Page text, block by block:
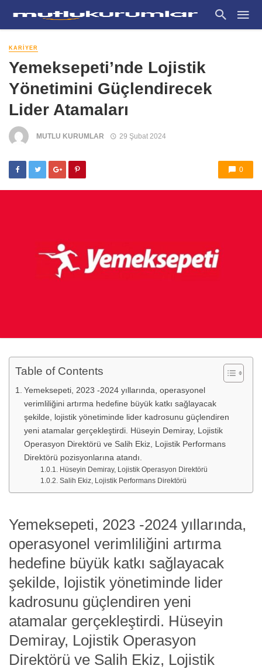
KARIYER
Yemeksepeti’nde Lojistik
Yönetimini Güçlendirecek
Lider Atamaları
MUTLU KURUMLAR 29 Şubat 2024
0
Table of Contents
Yemeksepeti, 2023 -2024 yıllarında, operasyonel
verimliliğini artırma hedefine büyük katkı sağlayacak
şekilde, lojistik yönetiminde lider kadrosunu güçlendiren
yeni atamalar gerçekleştirdi. Hüseyin Demiray, Lojistik
Operasyon Direktörü ve Salih Ekiz, Lojistik Performans
Direktörü pozisyonlarına atandı.
Hüseyin Demiray, Lojistik Operasyon Direktörü
Salih Ekiz, Lojistik Performans Direktörü
Yemeksepeti, 2023 -2024 yıllarında,
operasyonel verimliliğini artırma
hedefine büyük katkı sağlayacak
şekilde, lojistik yönetiminde lider
kadrosunu güçlendiren yeni
atamalar gerçekleştirdi. Hüseyin
Demiray, Lojistik Operasyon
Direktörü ve Salih Ekiz, Lojistik